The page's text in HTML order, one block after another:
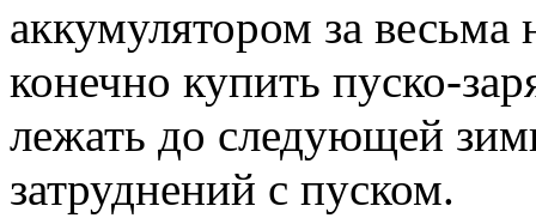
аккумулятором за
конечно купить пуско-
лежать до следующей
затруднений с пуском.